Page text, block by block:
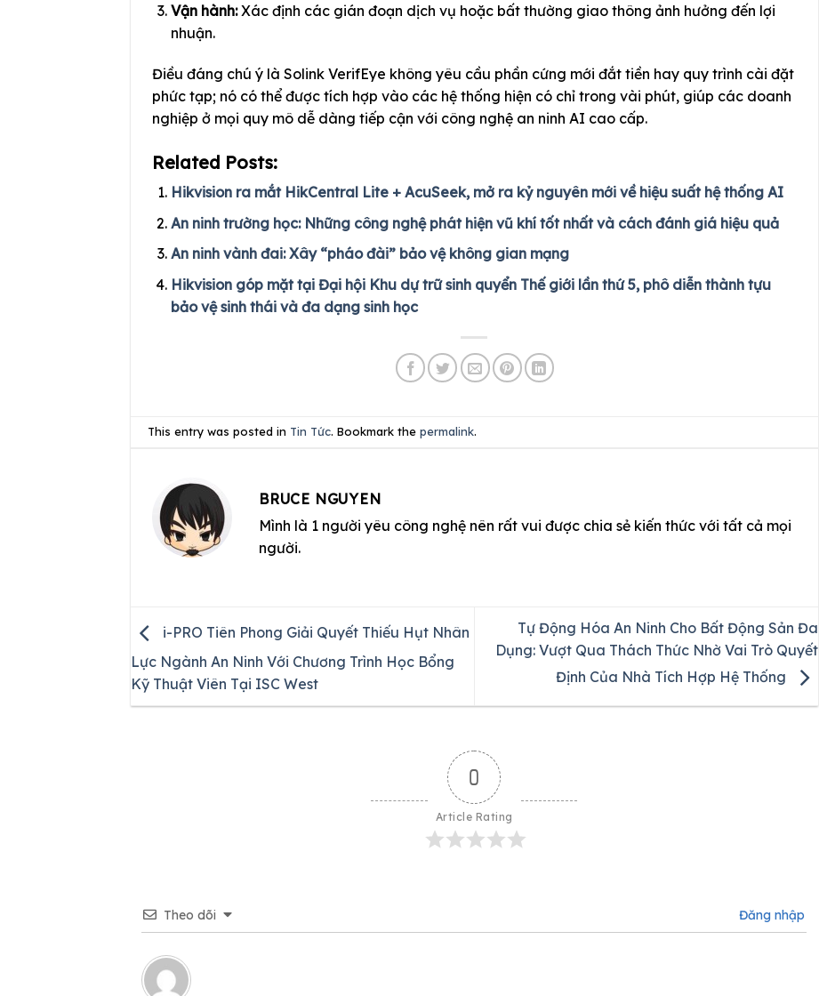
Vận hành:Xác định các gián đoạn dịch vụ hoặc bất thường giao thông ảnh hưởng đến lợi
nhuận.
Điều đáng chú ý là Solink VerifEye không yêu cầu phần cứng mới đắt tiền hay quy trình cài đặt
phức tạp; nó có thể được tích hợp vào các hệ thống hiện có chỉ trong vài phút, giúp các doanh
nghiệp ở mọi quy mô dễ dàng tiếp cận với công nghệ an ninh AI cao cấp.
Related Posts:
Hikvision ra mắt HikCentral Lite + AcuSeek, mở ra kỷ nguyên mới về hiệu suất hệ thống AI
An ninh trường học: Những công nghệ phát hiện vũ khí tốt nhất và cách đánh giá hiệu quả
An ninh vành đai: Xây “pháo đài” bảo vệ không gian mạng
Hikvision góp mặt tại Đại hội Khu dự trữ sinh quyển Thế giới lần thứ 5, phô diễn thành tựu
bảo vệ sinh thái và đa dạng sinh học
This entry was posted in Tin Tức. Bookmark thepermalink.
BRUCE NGUYEN
Mình là 1 người yêu công nghệ nên rất vui được chia sẻ kiến thức với tất cả mọi
người.
i-PRO Tiên Phong Giải Quyết Thiếu Hụt Nhân
Lực Ngành An Ninh Với Chương Trình Học Bổng
Kỹ Thuật Viên Tại ISC West
Tự Động Hóa An Ninh Cho Bất Động Sản Đa
Dụng: Vượt Qua Thách Thức Nhờ Vai Trò Quyết
Định Của Nhà Tích Hợp Hệ Thống
0
Article Rating
Theo dõi Đăng nhập